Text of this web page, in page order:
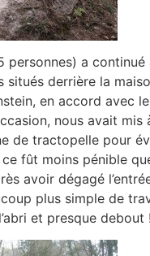
personnes) a continué
situés derrière la
en accord avec
nous avait mis
de tractopelle pour
fût moins pénible
avoir dégagé
plus simple de
et presque debout !